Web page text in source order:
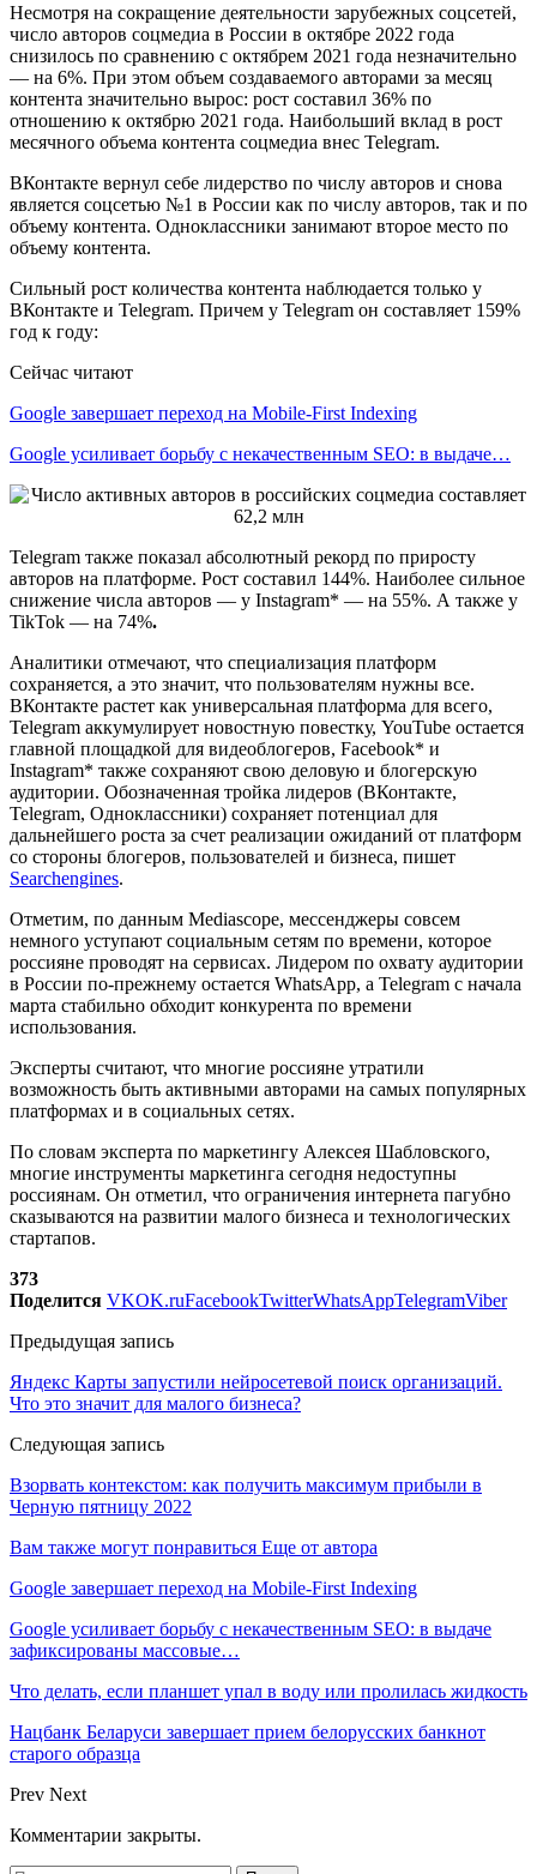
Несмотря на сокращение деятельности зарубежных соцсетей,
число авторов соцмедиа в России в октябре 2022 года
снизилось по сравнению с октябрем 2021 года незначительно
— на 6%. При этом объем создаваемого авторами за месяц
контента значительно вырос: рост составил 36% по
отношению к октябрю 2021 года. Наибольший вклад в рост
месячного объема контента соцмедиа внес Telegram.
ВКонтакте вернул себе лидерство по числу авторов и снова
является соцсетью №1 в России как по числу авторов, так и по
объему контента. Одноклассники занимают второе место по
объему контента.
Сильный рост количества контента наблюдается только у
ВКонтакте и Telegram. Причем у Telegram он составляет 159%
год к году:
Сейчас читают
Google завершает переход на Mobile-First Indexing
Google усиливает борьбу с некачественным SEO: в выдаче…
Telegram также показал абсолютный рекорд по приросту
авторов на платформе. Рост составил 144%. Наиболее сильное
снижение числа авторов — у Instagram* — на 55%. А также у
TikTok — на 74%.
Аналитики отмечают, что специализация платформ
сохраняется, а это значит, что пользователям нужны все.
ВКонтакте растет как универсальная платформа для всего,
Telegram аккумулирует новостную повестку, YouTube остается
главной площадкой для видеоблогеров, Facebook* и
Instagram* также сохраняют свою деловую и блогерскую
аудитории. Обозначенная тройка лидеров (ВКонтакте,
Telegram, Одноклассники) сохраняет потенциал для
дальнейшего роста за счет реализации ожиданий от платформ
со стороны блогеров, пользователей и бизнеса, пишет
Searchengines.
Отметим, по данным Mediascope, мессенджеры совсем
немного уступают социальным сетям по времени, которое
россияне проводят на сервисах. Лидером по охвату аудитории
в России по-прежнему остается WhatsApp, а Telegram с начала
марта стабильно обходит конкурента по времени
использования.
Эксперты считают, что многие россияне утратили
возможность быть активными авторами на самых популярных
платформах и в социальных сетях.
По словам эксперта по маркетингу Алексея Шабловского,
многие инструменты маркетинга сегодня недоступны
россиянам. Он отметил, что ограничения интернета пагубно
сказываются на развитии малого бизнеса и технологических
стартапов.
373
Поделится VKOK.ruFacebookTwitterWhatsAppTelegramViber
Предыдущая запись
Яндекс Карты запустили нейросетевой поиск организаций.
Что это значит для малого бизнеса?
Следующая запись
Взорвать контекстом: как получить максимум прибыли в
Черную пятницу 2022
Вам также могут понравиться Еще от автора
Google завершает переход на Mobile-First Indexing
Google усиливает борьбу с некачественным SEO: в выдаче
зафиксированы массовые…
Что делать, если планшет упал в воду или пролилась жидкость
Нацбанк Беларуси завершает прием белорусских банкнот
старого образца
Prev Next
Комментарии закрыты.